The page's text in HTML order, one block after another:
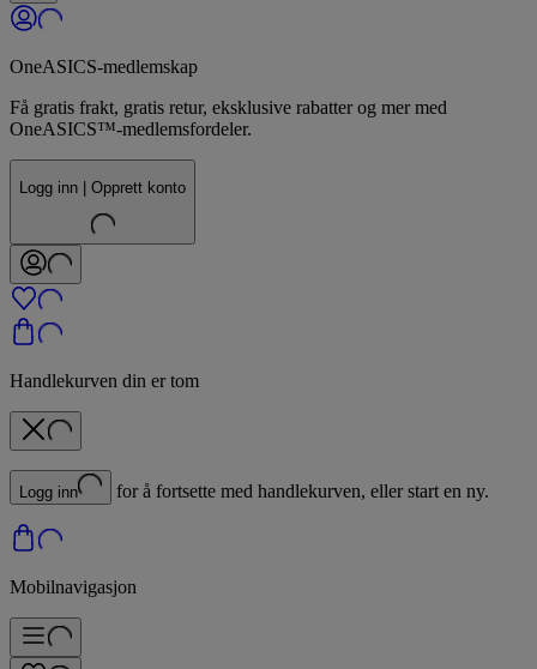
OneASICS-medlemskap
Få gratis frakt, gratis retur, eksklusive rabatter og mer med
OneASICS™-medlemsfordeler.
Logg inn | Opprett konto
Handlekurven din er tom
Logg inn for å fortsette med handlekurven, eller start en ny.
Mobilnavigasjon